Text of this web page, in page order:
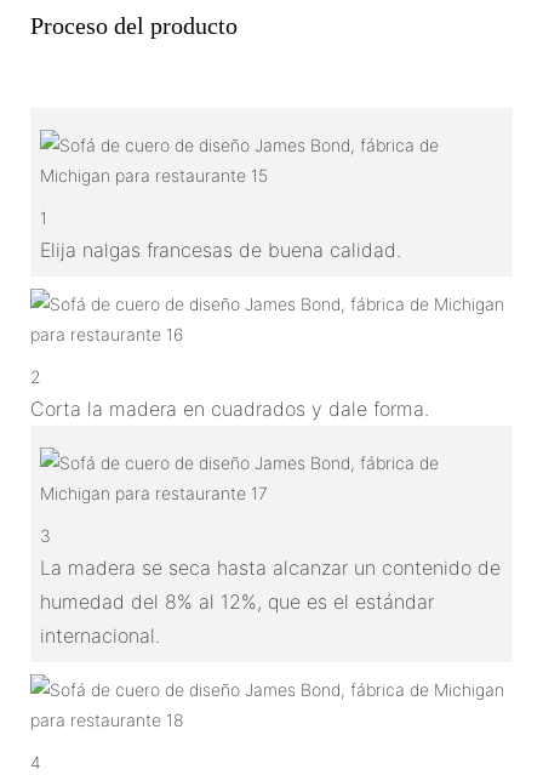
Proceso del producto
1
Elija nalgas francesas de buena calidad.
2
Corta la madera en cuadrados y dale forma.
3
La madera se seca hasta alcanzar un contenido de
humedad del 8% al 12%, que es el estándar
internacional.
4